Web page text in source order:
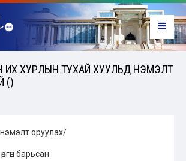
ИХ ХУРЛЫН ТУХАЙ ХУУЛЬД НЭМЭЛТ
()
нэмэлт оруулах/
барьсан